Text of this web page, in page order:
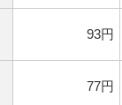
93円
77円